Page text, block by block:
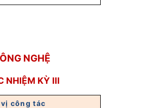
NGHỆ
NHIỆM KỲ III
công tác